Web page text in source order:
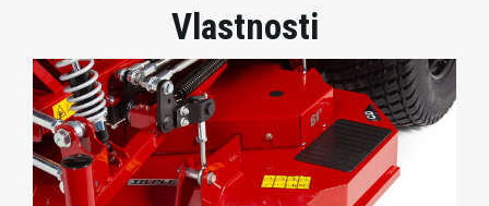
Vlastnosti